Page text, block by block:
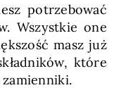
potrzebować
Wszystkie one
masz już
które